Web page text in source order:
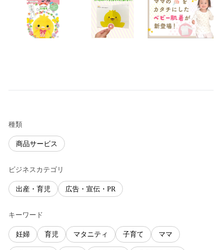
種類
商品サービス
ビジネスカテゴリ
出産・育児 広告・宣伝・PR
キーワード
妊婦 育児 マタニティ 子育て ママ